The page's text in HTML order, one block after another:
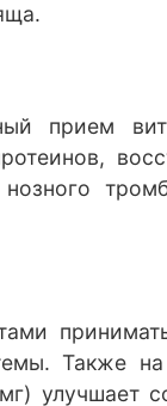
прием
Также
улучшает